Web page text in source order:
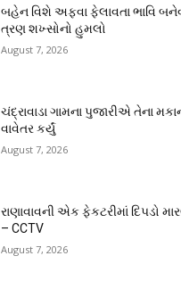
બહેન વિશે અફવા ફેલાવતા ભાવિ
ત્રણ શખ્સોનો હુમલો
August 7, 2026
ચંદ્રાવાડા ગામના પુજારીએ તેના
વાવેતર કર્યું
August 7, 2026
રાણાવાવની એક ફેકટરીમાં દિપડો
– CCTV
August 7, 2026